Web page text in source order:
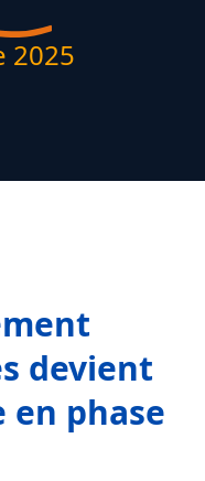
2025
devient
phase